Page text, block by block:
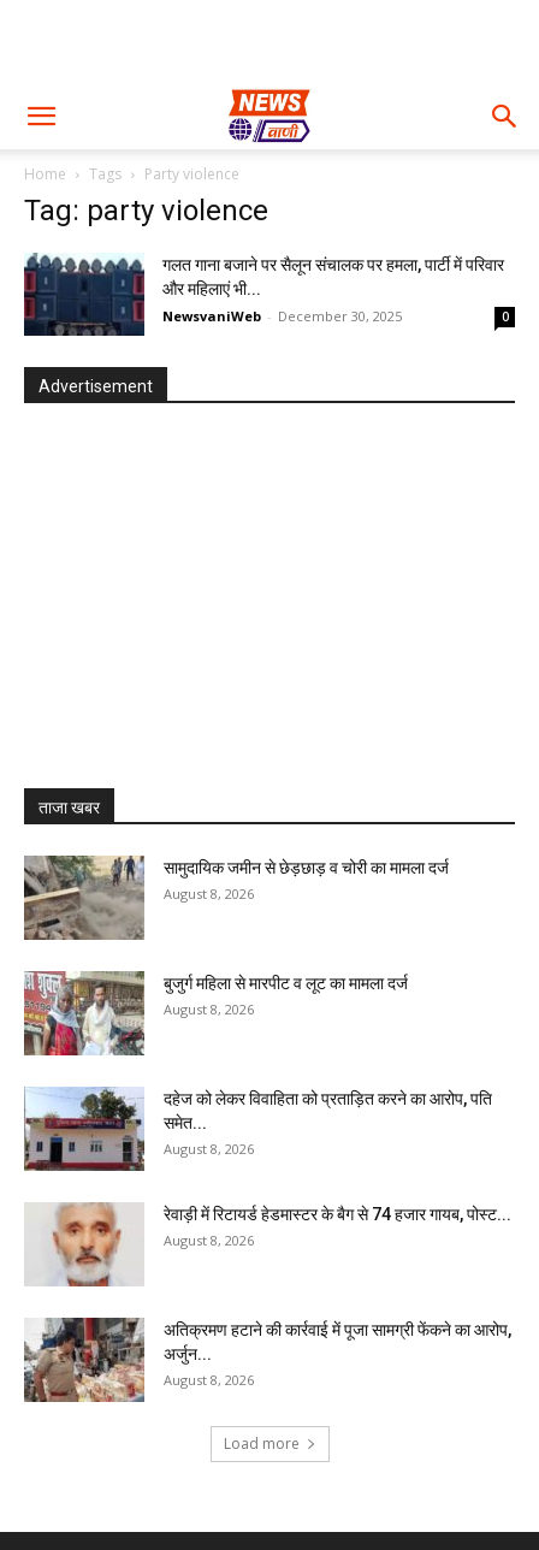
Home Tags Party violence
Tag: party violence
गलत गाना बजाने पर सैलून संचालक पर हमला, पार्टी में परिवार
और महिलाएं भी...
NewsvaniWeb - December 30, 2025 0
Advertisement
ताजा खबर
सामुदायिक जमीन से छेड़छाड़ व चोरी का मामला दर्ज
August 8, 2026
बुजुर्ग महिला से मारपीट व लूट का मामला दर्ज
August 8, 2026
दहेज को लेकर विवाहिता को प्रताड़ित करने का आरोप, पति
समेत...
August 8, 2026
रेवाड़ी में रिटायर्ड हेडमास्टर के बैग से ₹74 हजार गायब, पोस्ट...
August 8, 2026
अतिक्रमण हटाने की कार्रवाई में पूजा सामग्री फेंकने का आरोप,
अर्जुन...
August 8, 2026
Load more